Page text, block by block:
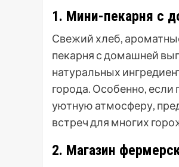
1. Мини-пекарня с
Свежий хлеб,
пекарня с домашней
натуральных
города. Особенно, если
уютную атмосферу,
встреч для многих
2. Магазин